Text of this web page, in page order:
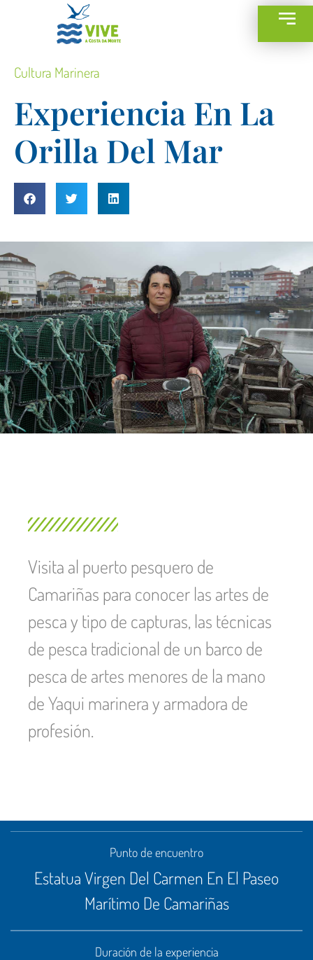
Cultura Marinera
Experiencia En La
Orilla Del Mar
Visita al puerto pesquero de
Camariñas para conocer las artes de
pesca y tipo de capturas, las técnicas
de pesca tradicional de un barco de
pesca de artes menores de la mano
de Yaqui marinera y armadora de
profesión.
Punto de encuentro
Estatua Virgen Del Carmen En El Paseo
Marítimo De Camariñas
Duración de la experiencia